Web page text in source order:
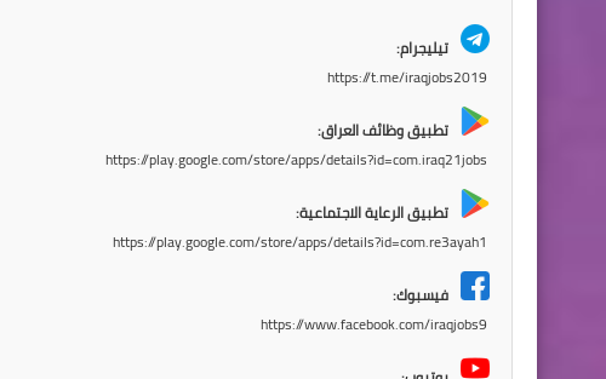
تيليجرام:
https://t.me/iraqjobs2019
تطبيق وظائف العراق:
https://play.google.com/store/apps/details?id=com.iraq21jobs
تطبيق الرعاية الاجتماعية:
https://play.google.com/store/apps/details?id=com.re3ayah1
فيسبوك:
https://www.facebook.com/iraqjobs9